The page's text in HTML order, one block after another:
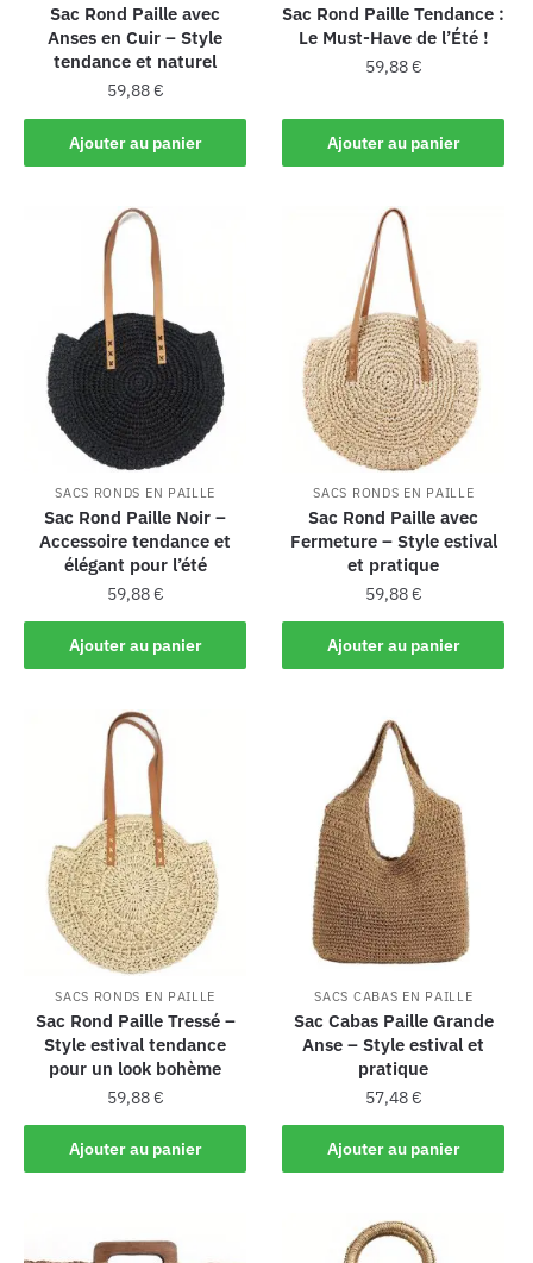
Sac Rond Paille avec
Anses en Cuir – Style
tendance et naturel
59,88€
Ajouter au panier
Sac Rond Paille Tendance :
Le Must-Have de l’Été !
59,88€
Ajouter au panier
SACS RONDS EN PAILLE
Sac Rond Paille Noir –
Accessoire tendance et
élégant pour l’été
59,88€
Ajouter au panier
SACS RONDS EN PAILLE
Sac Rond Paille avec
Fermeture – Style estival
et pratique
59,88€
Ajouter au panier
SACS RONDS EN PAILLE
Sac Rond Paille Tressé –
Style estival tendance
pour un look bohème
59,88€
Ajouter au panier
SACS CABAS EN PAILLE
Sac Cabas Paille Grande
Anse – Style estival et
pratique
57,48€
Ajouter au panier